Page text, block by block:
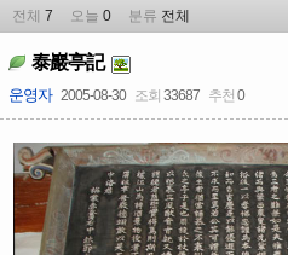
전체 7 오늘 0 분류 전체
泰巖亭記
운영자 2005-08-30 조회 33687 추천 0